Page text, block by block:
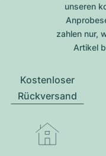
unseren
zahlen nur,
Artikel
Kostenloser
Rückversand